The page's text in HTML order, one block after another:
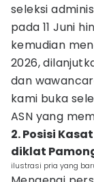
seleksi
pada 11 Juni
kemudian
2026,
dan
kami buka
ASN yang
2. Posisi
diklat
ilustrasi pria yang